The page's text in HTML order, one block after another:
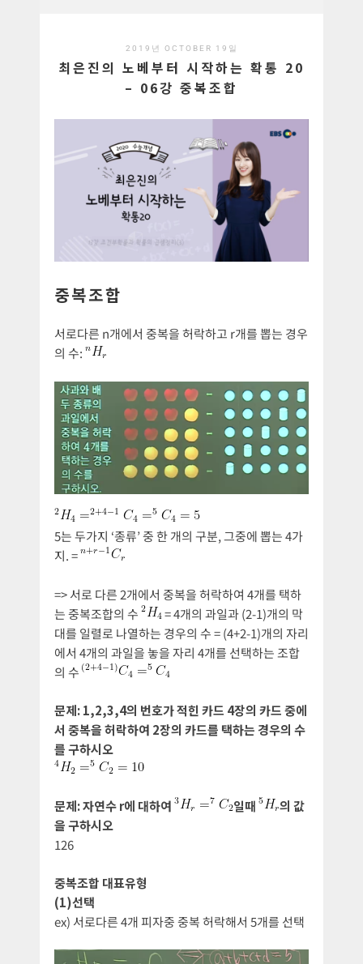
2019년 OCTOBER 19일
최은진의 노베부터 시작하는 확통 20
– 06강 중복조합
중복조합
서로다른 n개에서 중복을 허락하고 r개를 뽑는 경우
의 수:
5는 두가지 ‘종류’ 중 한 개의 구분, 그중에 뽑는 4가
지. =
=> 서로 다른 2개에서 중복을 허락하여 4개를 택하
는 중복조합의 수
= 4개의 과일과 (2-1)개의 막
대를 일렬로 나열하는 경우의 수 = (4+2-1)개의 자리
에서 4개의 과일을 놓을 자리 4개를 선택하는 조합
의 수
문제: 1,2,3,4의 번호가 적힌 카드 4장의 카드 중에
서 중복을 허락하여 2장의 카드를 택하는 경우의 수
를 구하시오
문제: 자연수 r에 대하여 일때
의 값
을 구하시오
126
중복조합 대표유형
(1)선택
ex) 서로다른 4개 피자중 중복 허락해서 5개를 선택